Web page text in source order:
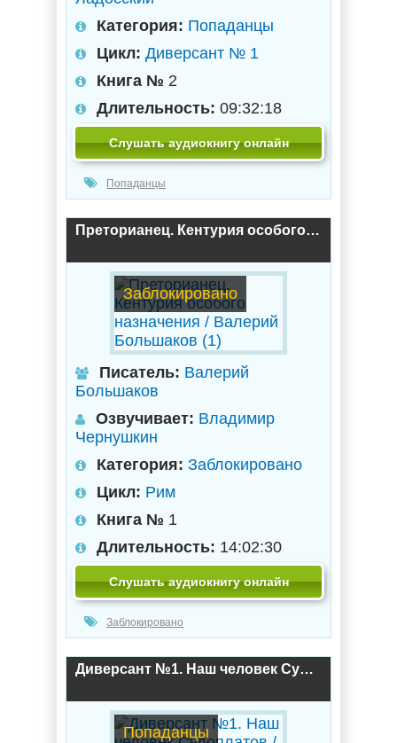
Категория: Попаданцы
Цикл: Диверсант № 1
Книга № 2
Длительность: 09:32:18
Слушать аудиокнигу онлайн
Попаданцы
Преторианец. Кентурия особого назначения / Валерий Большаков (1)
Заблокировано
Писатель: Валерий
Большаков
Озвучивает: Владимир
Чернушкин
Категория: Заблокировано
Цикл: Рим
Книга № 1
Длительность: 14:02:30
Слушать аудиокнигу онлайн
Заблокировано
Диверсант №1. Наш человек Судоплатов / Валерий Большаков (1)
Попаданцы